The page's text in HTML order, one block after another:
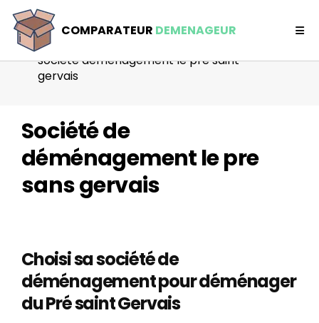
COMPARATEUR DEMENAGEUR
Comparateur déménageur
Ile de France
societe demenagement le pre saint
gervais
Société de
déménagement le pre
sans gervais
Choisi sa société de
déménagement pour déménager
du Pré saint Gervais